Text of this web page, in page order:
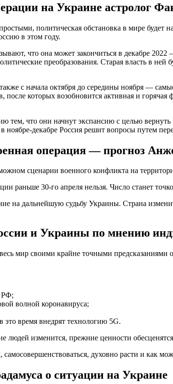
на Украине астролог
политическая обстановка в мире будет
в этом году.
что она может закончиться в декабре
преобразования. Старая власть в
с начала октября до середины ноября —
которых возобновится активная и
тем, что они начнут экспансию с целью
ноябре-декабре Россия решит вопросы путем
операция — прогноз
сценарии военного конфликта на
раньше 30-го апреля нельзя. Число станет
на дальнейшую судьбу Украины. Страна
и Украины по мнению
мир своими крайне точными предсказаниями
РФ;
волной коронавируса;
это время внедрят технологию 5G.
людей изменится, прежние ценности
духовно расти и как
о ситуации на Украине